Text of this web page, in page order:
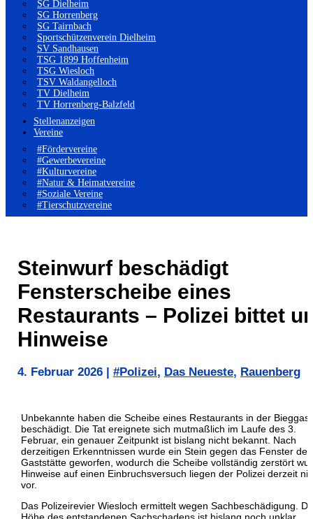
SG Dielheim
SG Horrenberg
SG Tairnbach
Sportschützenverein Dielheim
SV Sandhausen
TSG 1899 Hoffenheim
TSG Wiesloch
TSV Waldangelloch
TV Dielheim
TV Horrenberg-Balzfeld
Stellenanzeigen
Vereine
#Fördervereine
#Gewerbevereine
#Kulturvereine
#Natur & Heimatvereine
#Soziale Vereine
#Tierschutzvereine
Steinwurf beschädigt
Fensterscheibe eines
Restaurants – Polizei bittet
Hinweise
4. Februar 2026 #Polizei, Das Neueste, Rauenberg
Unbekannte haben die Scheibe eines Restaurants in der
beschädigt. Die Tat ereignete sich mutmaßlich im Laufe des 3.
Februar, ein genauer Zeitpunkt ist bislang nicht bekannt. Nach
derzeitigen Erkenntnissen wurde ein Stein gegen das Fenster der
Gaststätte geworfen, wodurch die Scheibe vollständig zerstört
Hinweise auf einen Einbruchsversuch liegen der Polizei derzeit
vor.
Das Polizeirevier Wiesloch ermittelt wegen Sachbeschädigung.